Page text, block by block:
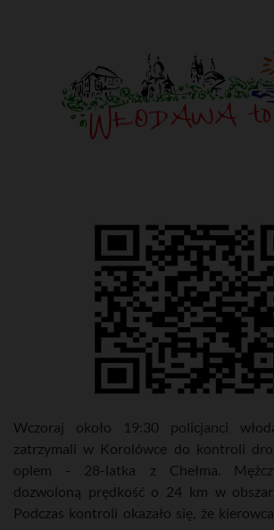
Wczoraj około 19:30 policjanci
zatrzymali w Korolówce do kontroli
oplem - 28-latka z Chełma.
dozwoloną prędkość o 24 km w
Podczas kontroli okazało się, że